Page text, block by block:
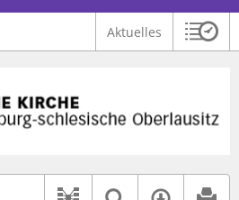
Aktuelles
oder "Pfarrerausschuss".
schlesische Oberlausitz
Textsuche